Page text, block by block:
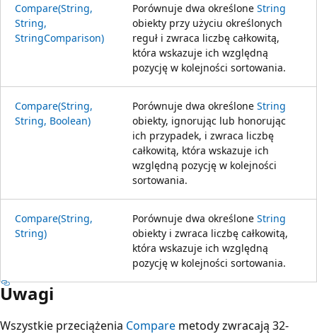
Compare(String,
String,
StringComparison)
Porównuje dwa określone String
obiekty przy użyciu określonych
reguł i zwraca liczbę całkowitą,
która wskazuje ich względną
pozycję w kolejności sortowania.
Compare(String,
String, Boolean)
Porównuje dwa określone String
obiekty, ignorując lub honorując
ich przypadek, i zwraca liczbę
całkowitą, która wskazuje ich
względną pozycję w kolejności
sortowania.
Compare(String,
String)
Porównuje dwa określone String
obiekty i zwraca liczbę całkowitą,
która wskazuje ich względną
pozycję w kolejności sortowania.
Uwagi
Wszystkie przeciążenia Compare metody zwracają 32-